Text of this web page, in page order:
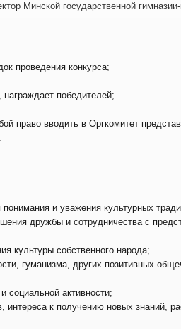
Минской государственной
проведения конкурса;
награждает победителей;
право вводить в Оргкомитет
Конкурс.
и уважения культурных
дружбы и сотрудничества с
культуры собственного народа;
гуманизма, других позитивных
социальной активности;
интереса к получению новых знаний,